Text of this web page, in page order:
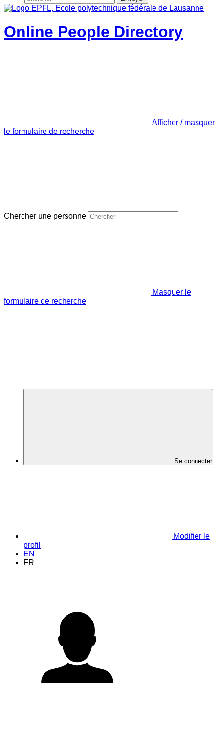
Online People Directory
Afficher / masquer
le formulaire de recherche
Chercher une personne
Masquer le
formulaire de recherche
Se connecter
Modifier le
profil
EN
FR